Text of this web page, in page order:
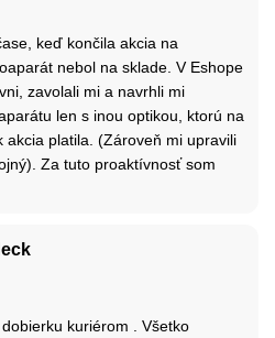
keď končila akcia na
nebol na sklade. V Eshope
zavolali mi a navrhli mi
len s inou optikou, ktorú na
akcia platila. (Zároveň mi upravili
Za tuto proaktívnosť som
kuriérom . Všetko